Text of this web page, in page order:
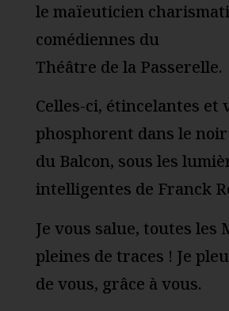
le maïeuticien
comédiennes du
Théâtre de la Passerelle.
Celles-ci, étincelantes et
phosphorent dans le noir
du Balcon, sous les
intelligentes de Franck
Je vous salue, toutes les
pleines de traces ! Je
de vous, grâce à vous.